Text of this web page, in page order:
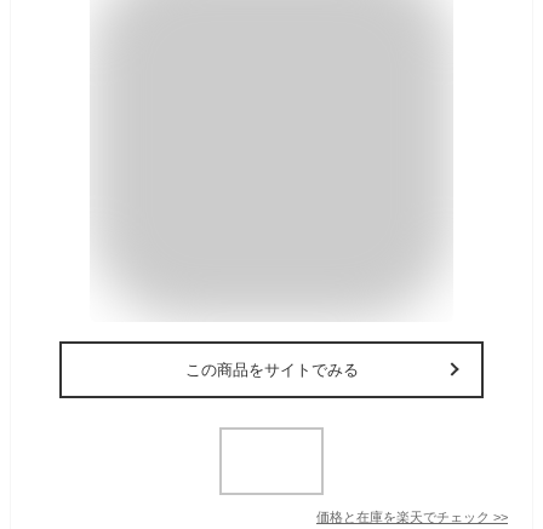
この商品をサイトでみる
価格と在庫を楽天でチェック >>